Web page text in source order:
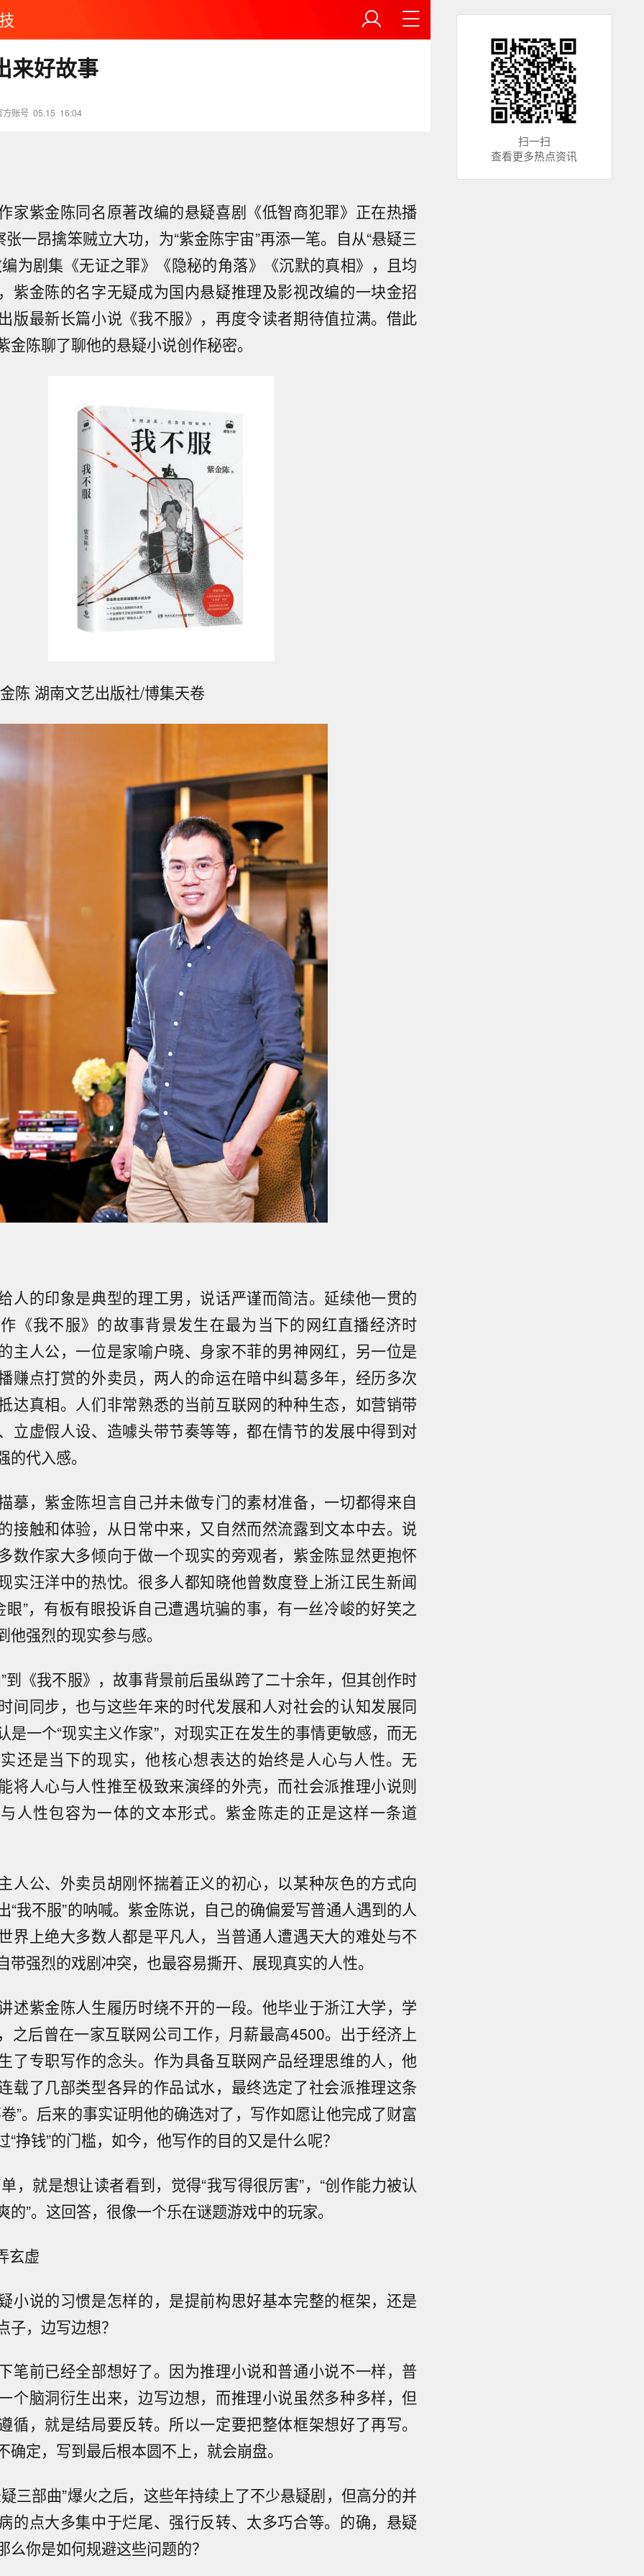
来好故事
方账号 05.15 16:04
家紫金陈同名原著改编的悬疑喜剧《低智商犯罪》正在热播
张一昂擒笨贼立大功，为“紫金陈宇宙”再添一笔。自从“悬疑三
为剧集《无证之罪》《隐秘的角落》《沉默的真相》，且均
紫金陈的名字无疑成为国内悬疑推理及影视改编的一块金招
版最新长篇小说《我不服》，再度令读者期待值拉满。借此
金陈聊了聊他的悬疑小说创作秘密。
陈 湖南文艺出版社/博集天卷
人的印象是典型的理工男，说话严谨而简洁。延续他一贯的
《我不服》的故事背景发生在最为当下的网红直播经济时
主人公，一位是家喻户晓、身家不菲的男神网红，另一位是
赚点打赏的外卖员，两人的命运在暗中纠葛多年，经历多次
达真相。人们非常熟悉的当前互联网的种种生态，如营销带
立虚假人设、造噱头带节奏等等，都在情节的发展中得到对
代入感。
摹，紫金陈坦言自己并未做专门的素材准备，一切都得来自
接触和体验，从日常中来，又自然而然流露到文本中去。说
数作家大多倾向于做一个现实的旁观者，紫金陈显然更抱怀
实汪洋中的热忱。很多人都知晓他曾数度登上浙江民生新闻
眼”，有板有眼投诉自己遭遇坑骗的事，有一丝冷峻的好笑之
他强烈的现实参与感。
到《我不服》，故事背景前后虽纵跨了二十余年，但其创作时
间同步，也与这些年来的时代发展和人对社会的认知发展同
是一个“现实主义作家”，对现实正在发生的事情更敏感，而无
还是当下的现实，他核心想表达的始终是人心与人性。无
将人心与人性推至极致来演绎的外壳，而社会派推理小说则
人性包容为一体的文本形式。紫金陈走的正是这样一条道
人公、外卖员胡刚怀揣着正义的初心，以某种灰色的方式向
“我不服”的呐喊。紫金陈说，自己的确偏爱写普通人遇到的人
界上绝大多数人都是平凡人，当普通人遭遇天大的难处与不
带强烈的戏剧冲突，也最容易撕开、展现真实的人性。
述紫金陈人生履历时绕不开的一段。他毕业于浙江大学，学
之后曾在一家互联网公司工作，月薪最高4500。出于经济上
了专职写作的念头。作为具备互联网产品经理思维的人，他
载了几部类型各异的作品试水，最终选定了社会派推理这条
”。后来的事实证明他的确选对了，写作如愿让他完成了财富
“挣钱”的门槛，如今，他写作的目的又是什么呢？
，就是想让读者看到，觉得“我写得很厉害”，“创作能力被认
的”。这回答，很像一个乐在谜题游戏中的玩家。
玄虚
小说的习惯是怎样的，是提前构思好基本完整的框架，还是
子，边写边想？
笔前已经全部想好了。因为推理小说和普通小说不一样，普
个脑洞衍生出来，边写边想，而推理小说虽然多种多样，但
循，就是结局要反转。所以一定要把整体框架想好了再写。
确定，写到最后根本圆不上，就会崩盘。
三部曲”爆火之后，这些年持续上了不少悬疑剧，但高分的并
的点大多集中于烂尾、强行反转、太多巧合等。的确，悬疑
么你是如何规避这些问题的？
扫一扫
查看更多热点资讯